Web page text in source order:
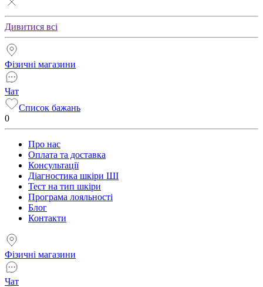
Дивитися всі
Фізичні магазини
Чат
Список бажань
0
Про нас
Оплата та доставка
Консультації
Діагностика шкіри ШІ
Тест на тип шкіри
Програма лояльності
Блог
Контакти
Фізичні магазини
Чат